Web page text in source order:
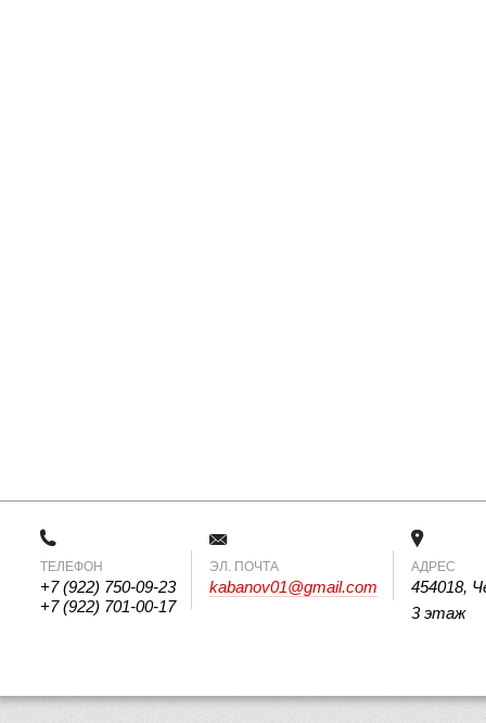
ТЕЛЕФОН
+7 (922) 750-09-23
+7 (922) 701-00-17
ЭЛ. ПОЧТА
kabanov01@gmail.com
АДРЕС
454018,
3 этаж